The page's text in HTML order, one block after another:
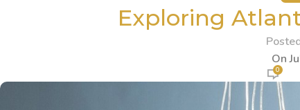
Exploring
On
0